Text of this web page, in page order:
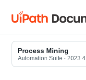
Process Mining
Automation Suite · 2023.4